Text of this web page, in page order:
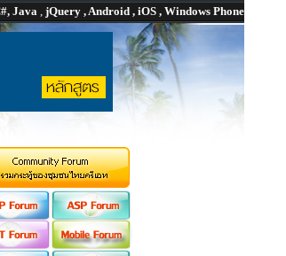
Java, jQuery , Android , iOS , Windows Phone